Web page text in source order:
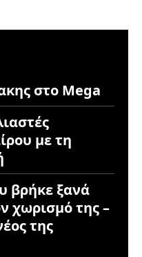
στο Mega
με τη
βρήκε ξανά
χωρισμό της –
της